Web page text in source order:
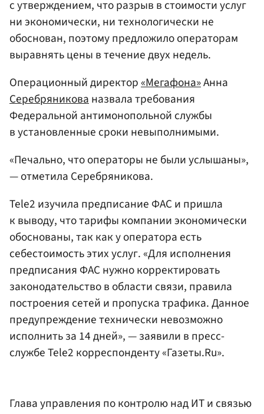
с утверждением, что разрыв в стоимости услуг
ни экономически, ни технологически не
обоснован, поэтому предложило операторам
выравнять цены в течение двух недель.
Операционный директор«Мегафона»Анна
Серебряникованазвала требования
Федеральной антимонопольной службы
в установленные сроки невыполнимыми.
«Печально, что операторы не были услышаны»,
— отметила Серебряникова.
Tele2 изучила предписание ФАС и пришла
к выводу, что тарифы компании экономически
обоснованы, так как у оператора есть
себестоимость этих услуг. «Для исполнения
предписания ФАС нужно корректировать
законодательство в области связи, правила
построения сетей и пропуска трафика. Данное
предупреждение технически невозможно
исполнить за 14 дней», — заявили в пресс-
службе Tele2 корреспонденту «Газеты.Ru».
Глава управления по контролю над ИТ и связью